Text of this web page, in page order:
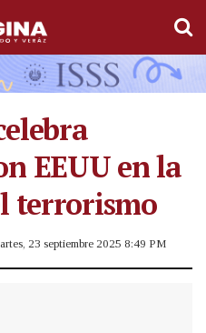
EEUU en la
terrorismo
23 septiembre 2025 8:49 PM